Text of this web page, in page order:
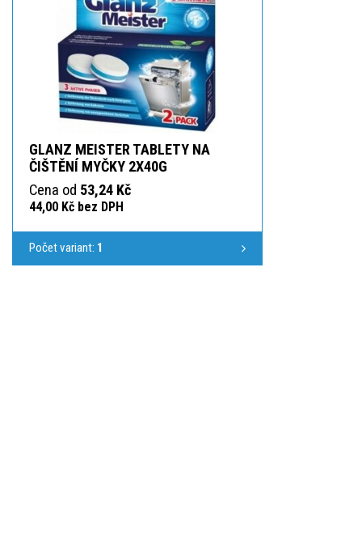
GLANZ MEISTER TABLETY NA
ČIŠTĚNÍ MYČKY 2X40G
Cena od 53,24 Kč
44,00 Kč bez DPH
Počet variant: 1